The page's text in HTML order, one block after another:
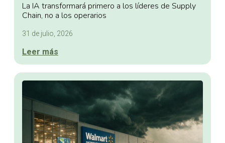
La IA transformará primero a los líderes de Supply
Chain, no a los operarios
31 de julio, 2026
Leer más